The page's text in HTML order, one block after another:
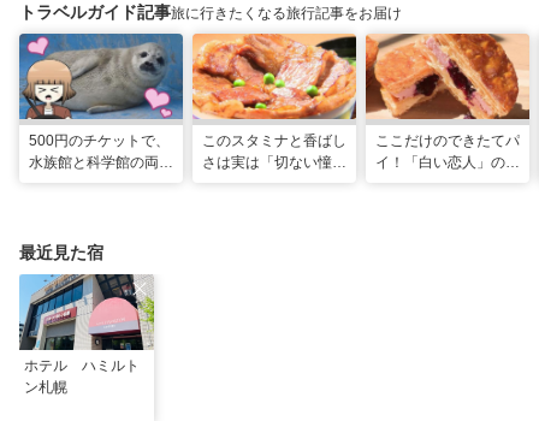
トラベルガイド記事旅に行きたくなる旅行記事をお届け
500円のチケットで、
水族館と科学館の両方
このスタミナと香ばし
さは実は「切ない憧
ここだけのできたてパ
イ！「白い恋人」の石
最近見た宿
ホテル ハミルト
ン札幌